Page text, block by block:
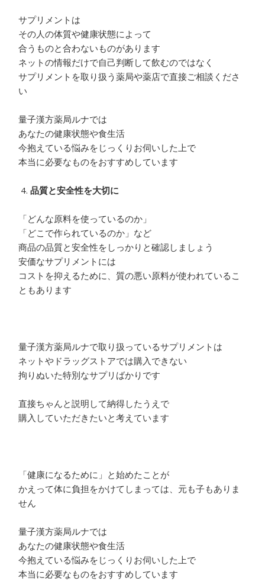
サプリメントは
その人の体質や健康状態によって
合うものと合わないものがあります
ネットの情報だけで自己判断して飲むのではなく
サプリメントを取り扱う薬局や薬店で直接ご相談くださ
い
量子漢方薬局ルナでは
あなたの健康状態や食生活
今抱えている悩みをじっくりお伺いした上で
本当に必要なものをおすすめしています
品質と安全性を大切に
「どんな原料を使っているのか」
「どこで作られているのか」など
商品の品質と安全性をしっかりと確認しましょう
安価なサプリメントには
コストを抑えるために、質の悪い原料が使われているこ
ともあります
量子漢方薬局ルナで取り扱っているサプリメントは
ネットやドラッグストアでは購入できない
拘りぬいた特別なサプリばかりです
直接ちゃんと説明して納得したうえで
購入していただきたいと考えています
「健康になるために」と始めたことが
かえって体に負担をかけてしまっては、元も子もありま
せん
量子漢方薬局ルナでは
あなたの健康状態や食生活
今抱えている悩みをじっくりお伺いした上で
本当に必要なものをおすすめしています